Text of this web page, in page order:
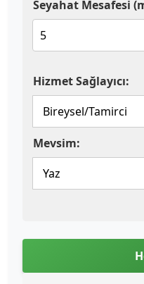
Seyahat Mesafesi
Hizmet Sağlayıcı:
Mevsim: